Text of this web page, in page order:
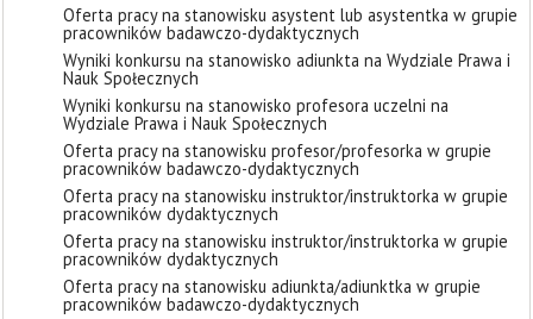
Oferta pracy na stanowisku asystent lub asystentka w grupie
pracowników badawczo-dydaktycznych
Wyniki konkursu na stanowisko adiunkta na Wydziale Prawa i
Nauk Społecznych
Wyniki konkursu na stanowisko profesora uczelni na
Wydziale Prawa i Nauk Społecznych
Oferta pracy na stanowisku profesor/profesorka w grupie
pracowników badawczo-dydaktycznych
Oferta pracy na stanowisku instruktor/instruktorka w grupie
pracowników dydaktycznych
Oferta pracy na stanowisku instruktor/instruktorka w grupie
pracowników dydaktycznych
Oferta pracy na stanowisku adiunkta/adiunktka w grupie
pracowników badawczo-dydaktycznych